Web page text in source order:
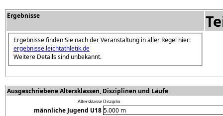
Ergebnisse
Ergebnisse finden Sie nach der Veranstaltung in aller Regel hier:
ergebnisse.leichtathletik.de
Weitere Details sind unbekannt.
Ausgeschriebene Altersklassen, Disziplinen und Läufe
AltersklasseDisziplin
männliche Jugend U18 5.000 m